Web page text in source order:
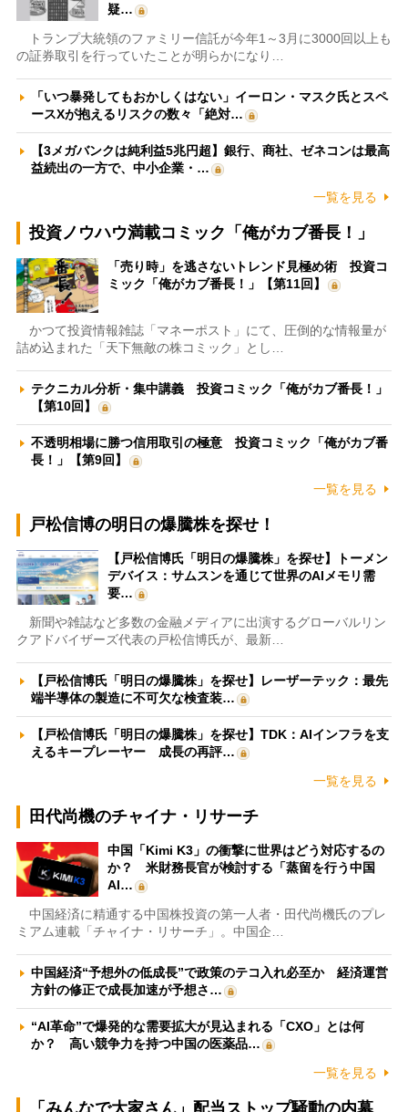
疑…
トランプ大統領のファミリー信託が今年1～3月に3000回以上も
の証券取引を行っていたことが明らかになり…
「いつ暴発してもおかしくはない」イーロン・マスク氏とスペ
ースXが抱えるリスクの数々「絶対…
【3メガバンクは純利益5兆円超】銀行、商社、ゼネコンは最高
益続出の一方で、中小企業・…
一覧を見る
投資ノウハウ満載コミック「俺がカブ番長！」
「売り時」を逃さないトレンド見極め術 投資コ
ミック「俺がカブ番長！」【第11回】
かつて投資情報雑誌「マネーポスト」にて、圧倒的な情報量が
詰め込まれた「天下無敵の株コミック」とし…
テクニカル分析・集中講義 投資コミック「俺がカブ番長！」
【第10回】
不透明相場に勝つ信用取引の極意 投資コミック「俺がカブ番
長！」【第9回】
一覧を見る
戸松信博の明日の爆騰株を探せ！
【戸松信博氏「明日の爆騰株」を探せ】トーメン
デバイス：サムスンを通じて世界のAIメモリ需
要…
新聞や雑誌など多数の金融メディアに出演するグローバルリン
クアドバイザーズ代表の戸松信博氏が、最新…
【戸松信博氏「明日の爆騰株」を探せ】レーザーテック：最先
端半導体の製造に不可欠な検査装…
【戸松信博氏「明日の爆騰株」を探せ】TDK：AIインフラを支
えるキープレーヤー 成長の再評…
一覧を見る
田代尚機のチャイナ・リサーチ
中国「Kimi K3」の衝撃に世界はどう対応するの
か？ 米財務長官が検討する「蒸留を行う中国
AI…
中国経済に精通する中国株投資の第一人者・田代尚機氏のプレ
ミアム連載「チャイナ・リサーチ」。中国企…
中国経済“予想外の低成長”で政策のテコ入れ必至か 経済運営
方針の修正で成長加速が予想さ…
“AI革命”で爆発的な需要拡大が見込まれる「CXO」とは何
か？ 高い競争力を持つ中国の医薬品…
一覧を見る
「みんなで大家さん」配当ストップ騒動の内幕